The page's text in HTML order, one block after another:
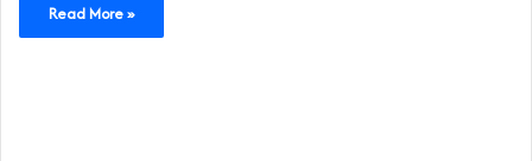
Read More »